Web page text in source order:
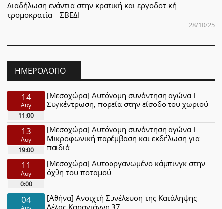
Διαδήλωση ενάντια στην κρατική και εργοδοτική
τρομοκρατία | ΣΒΕΔΙ
28/10/25
ΗΜΕΡΟΛΌΓΙΟ
14
Αυγ
11:00
[Μεσοχώρα] Αυτόνομη συνάντηση αγώνα Ι
Συγκέντρωση, πορεία στην είσοδο του χωριού
13
Αυγ
19:00
[Μεσοχώρα] Αυτόνομη συνάντηση αγώνα Ι
Μικροφωνική παρέμβαση και εκδήλωση για
παιδιά
11
Αυγ
0:00
[Μεσοχώρα] Αυτοοργανωμένο κάμπινγκ στην
όχθη του ποταμού
04
[Αθήνα] Ανοιχτή Συνέλευση της Κατάληψης
Λέλας Καραγιάννη 37